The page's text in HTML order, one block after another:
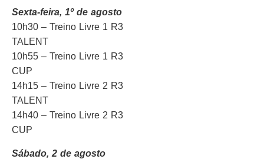
Sexta-feira, 1º de agosto
10h30 – Treino Livre 1 R3
TALENT
10h55 – Treino Livre 1 R3
CUP
14h15 – Treino Livre 2 R3
TALENT
14h40 – Treino Livre 2 R3
CUP
Sábado, 2 de agosto